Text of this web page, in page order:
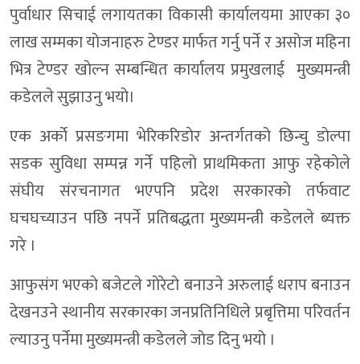
पुर्वाधार सिचाई लगायतका विकासी कार्यालयमा आएका ३०
लाख सम्मका याेजनाहरु टेण्डर मार्फत गर्नु पर्ने र असाेज महिना
भित्र टेण्डर खाेल्न सम्बन्धित कार्यालय प्रमुखलाई मुख्यमन्त्री
कडेलले सुझाउनु भयाे।
एक अर्काे प्रसङगमा भेरिकरिडाेर अन्तर्गतको छिन्चु डाेल्पा
सडक सुविधा सम्पन्न गर्ने पहिलाे प्राथमिकता आफु रहेकाेले
संघीय संरचनागत भएपनि प्रदेश सरकारकाे तर्फवाट
घचघच्याउन पछि नपर्ने प्रतिबद्धता मुख्यमन्त्री कडेलले ब्यक्त
गरे ।
आफुसंग भएकाे बजेटले गाेरेटाे बनाउने अरुलाई धराप बनाउन
देखनउने स्थानीय सरकारका जनप्रतिनिधिले प्रबृत्तिमा परिवर्तन
ल्याउनु पर्नेमा मुख्यमन्त्री कडेलले जाेड दिनु भयाे ।